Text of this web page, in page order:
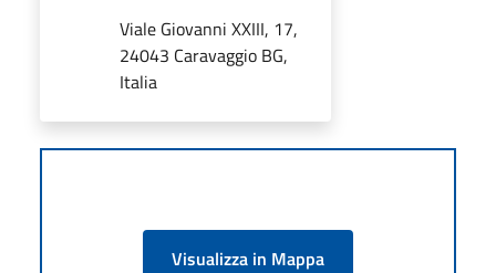
Viale Giovanni XXIII, 17,
24043 Caravaggio BG,
Italia
Visualizza in Mappa